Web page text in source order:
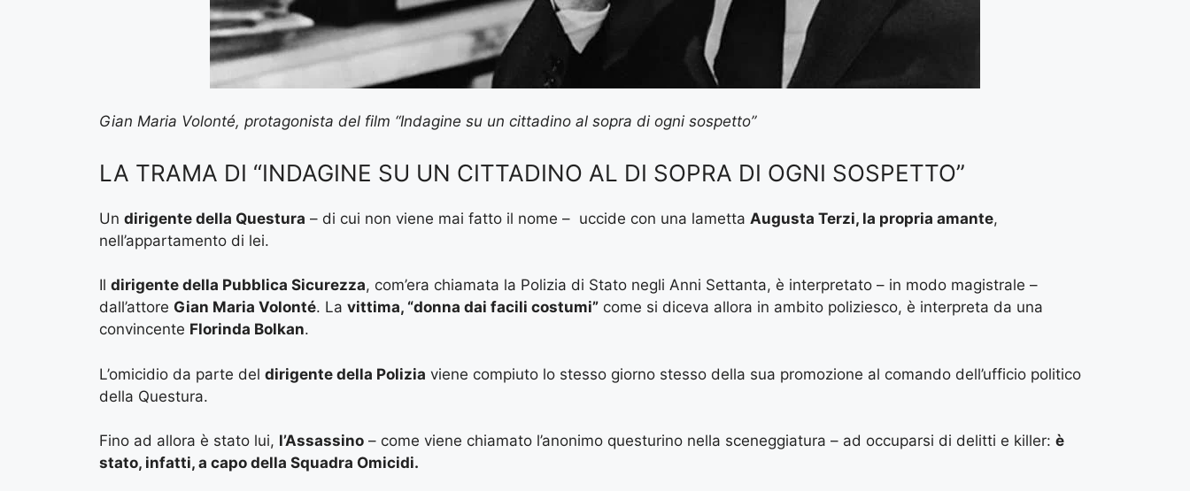
Gian Maria Volonté, protagonista del film “Indagine su un cittadino al sopra di ogni sospetto”
LA TRAMA DI “INDAGINE SU UN CITTADINO AL DI SOPRA DI OGNI SOSPETTO”
Un dirigente della Questura – di cui non viene mai fatto il nome – uccide con una lametta Augusta Terzi, la propria amante,
nell’appartamento di lei.
Il dirigente della Pubblica Sicurezza, com’era chiamata la Polizia di Stato negli Anni Settanta, è interpretato – in modo magistrale –
dall’attore Gian Maria Volonté. La vittima, “donna dai facili costumi” come si diceva allora in ambito poliziesco, è interpreta da una
convincente Florinda Bolkan.
L’omicidio da parte del dirigente della Polizia viene compiuto lo stesso giorno stesso della sua promozione al comando dell’ufficio politico
della Questura.
Fino ad allora è stato lui, l’Assassino – come viene chiamato l’anonimo questurino nella sceneggiatura – ad occuparsi di delitti e killer: è
stato, infatti, a capo della Squadra Omicidi.